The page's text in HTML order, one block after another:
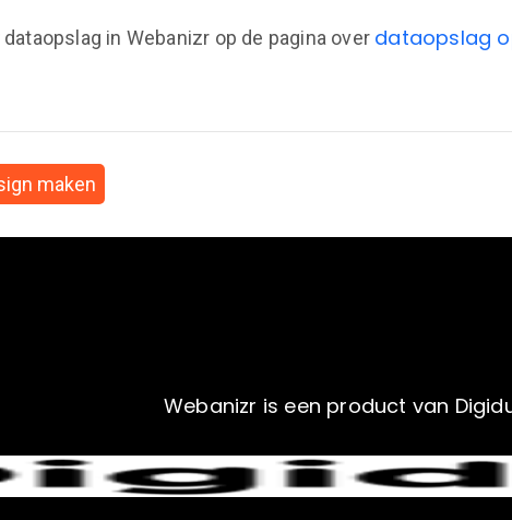
in Webanizr op de pagina over dataopslag
maken
Webanizr is een product van